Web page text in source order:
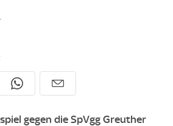
gegen die SpVgg Greuther